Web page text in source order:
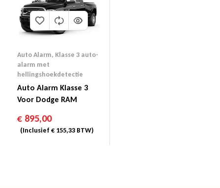
Auto Alarm, Klasse 3 auto-
alarm met
hellingshoekdetectie
Auto Alarm Klasse 3
Voor Dodge RAM
€ 895,00
(Inclusief € 155,33 BTW)